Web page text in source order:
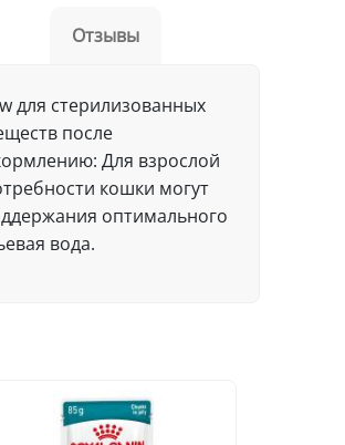
Отзывы
для стерилизованных
после
Для взрослой
кошки могут
оптимального
вода.